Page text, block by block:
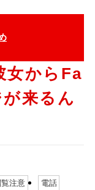
女からFa
来るん
覧注意 電話